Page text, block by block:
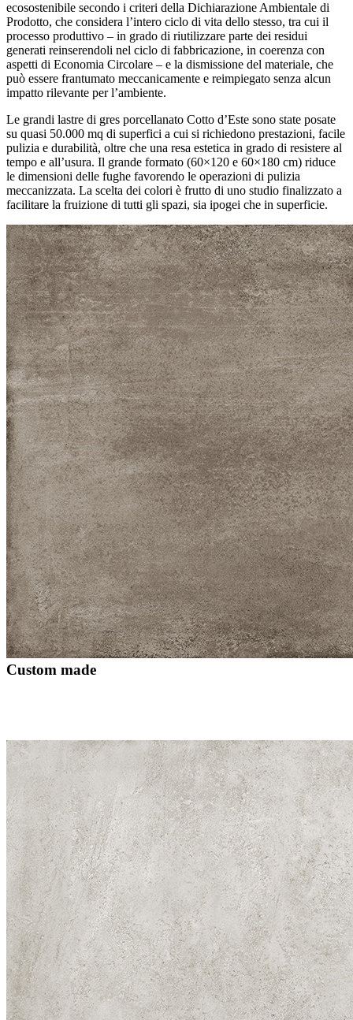
ecosostenibile secondo i criteri della Dichiarazione Ambientale di
Prodotto, che considera l’intero ciclo di vita dello stesso, tra cui il
processo produttivo – in grado di riutilizzare parte dei residui
generati reinserendoli nel ciclo di fabbricazione, in coerenza con
aspetti di Economia Circolare – e la dismissione del materiale, che
può essere frantumato meccanicamente e reimpiegato senza alcun
impatto rilevante per l’ambiente.
Le grandi lastre di gres porcellanato Cotto d’Este sono state posate
su quasi 50.000 mq di superfici a cui si richiedono prestazioni, facile
pulizia e durabilità, oltre che una resa estetica in grado di resistere al
tempo e all’usura. Il grande formato (60×120 e 60×180 cm) riduce
le dimensioni delle fughe favorendo le operazioni di pulizia
meccanizzata. La scelta dei colori è frutto di uno studio finalizzato a
facilitare la fruizione di tutti gli spazi, sia ipogei che in superficie.
Custom made